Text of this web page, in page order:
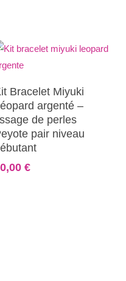
Ajouter Au Panier
Bracelet Miyuki
argenté –
de perles
pair niveau
€